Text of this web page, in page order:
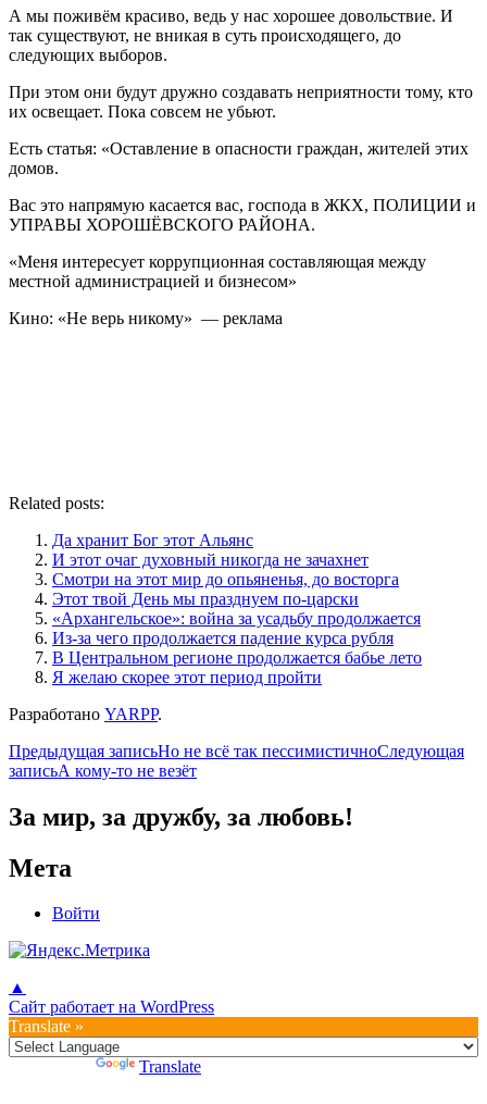
А мы поживём красиво, ведь у нас хорошее довольствие. И
так существуют, не вникая в суть происходящего, до
следующих выборов.
При этом они будут дружно создавать неприятности тому, кто
их освещает. Пока совсем не убьют.
Есть статья: «Оставление в опасности граждан, жителей этих
домов.
Вас это напрямую касается вас, господа в ЖКХ, ПОЛИЦИИ и
УПРАВЫ ХОРОШЁВСКОГО РАЙОНА.
«Меня интересует коррупционная составляющая между
местной администрацией и бизнесом»
Кино: «Не верь никому» — реклама
Related posts:
Да хранит Бог этот Альянс
И этот очаг духовный никогда не зачахнет
Смотри на этот мир до опьяненья, до восторга
Этот твой День мы празднуем по-царски
«Архангельское»: война за усадьбу продолжается
Из-за чего продолжается падение курса рубля
В Центральном регионе продолжается бабье лето
Я желаю скорее этот период пройти
Разработано YARPP.
Навигация
по
записям
Предыдущая записьНо не всё так пессимистичноСледующая
записьА кому-то не везёт
За мир, за дружбу, за любовь!
Мета
Войти
▲
Сайт работает на WordPress
Translate »
Translate